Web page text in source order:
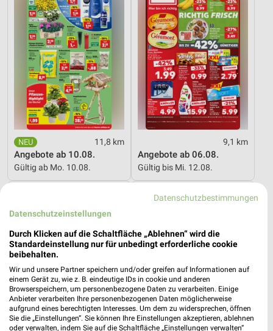
11,8 km
Angebote ab 10.08.
Gültig ab Mo. 10.08.
9,1 km
Angebote ab 06.08.
Gültig bis Mi. 12.08.
XXXLutz
Datenschutzbestimmungen
Datenschutzeinstellungen
Durch Klicken auf die Schaltfläche „Ablehnen“ wird die
Standardeinstellung nur für unbedingt erforderliche cookie
beibehalten.
Wir und unsere Partner speichern und/oder greifen auf Informationen auf
einem Gerät zu, wie z. B. eindeutige IDs in cookie und anderen
Browserspeichern, um personenbezogene Daten zu verarbeiten. Einige
Anbieter verarbeiten Ihre personenbezogenen Daten möglicherweise
aufgrund eines berechtigten Interesses. Um dem zu widersprechen, öffnen
Sie die „Einstellungen“. Sie können Ihre Einstellungen akzeptieren, ablehnen
oder verwalten, indem Sie auf die Schaltfläche „Einstellungen verwalten“